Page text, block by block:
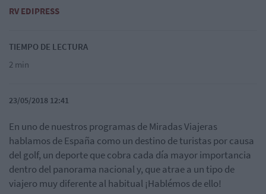
RV EDIPRESS
TIEMPO DE LECTURA
2 min
23/05/2018 12:41
En uno de nuestros programas de Miradas Viajeras
hablamos de España como un destino de turistas por causa
del golf, un deporte que cobra cada día mayor importancia
dentro del panorama nacional y, que atrae a un tipo de
viajero muy diferente al habitual ¡Hablémos de ello!